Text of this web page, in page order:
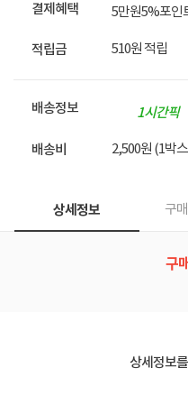
결제혜택 5만원5%포인
적립금 510원 적립
배송정보
1시간픽
배송비 2,500원 (1박
상세정보 구
구
상세정보를